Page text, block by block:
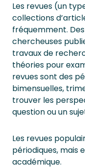
Les revues (un
collections
fréquemment.
chercheuses
travaux de
théories pour
revues sont des
bimensuelles,
trouver les
question ou un
Les revues
périodiques, mais
académique.